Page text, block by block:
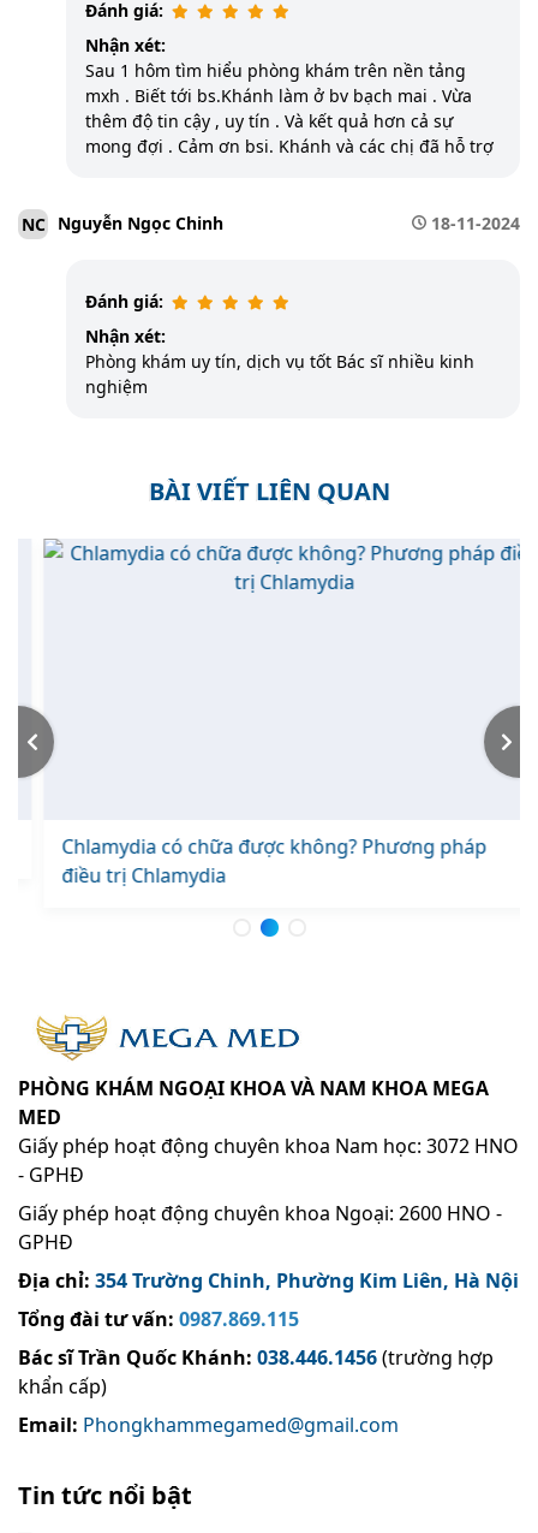
Đánh giá:
Nhận xét:
Sau 1 hôm tìm hiểu phòng khám trên nền tảng
mxh . Biết tới bs.Khánh làm ở bv bạch mai . Vừa
thêm độ tin cậy , uy tín . Và kết quả hơn cả sự
mong đợi . Cảm ơn bsi. Khánh và các chị đã hỗ trợ
NC Nguyễn Ngọc Chinh 18-11-2024
Đánh giá:
Nhận xét:
Phòng khám uy tín, dịch vụ tốt Bác sĩ nhiều kinh
nghiệm
BÀI VIẾT LIÊN QUAN
Chlamydia có chữa được không? Phương pháp
điều trị Chlamydia
PHÒNG KHÁM NGOẠI KHOA VÀ NAM KHOA MEGA
MED
Giấy phép hoạt động chuyên khoa Nam học: 3072 HNO
- GPHĐ
Giấy phép hoạt động chuyên khoa Ngoại: 2600 HNO -
GPHĐ
Địa chỉ: 354 Trường Chinh, Phường Kim Liên, Hà Nội
Tổng đài tư vấn: 0987.869.115
Bác sĩ Trần Quốc Khánh: 038.446.1456(trường hợp
khẩn cấp)
Email: Phongkhammegamed@gmail.com
Tin tức nổi bật